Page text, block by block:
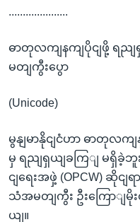
.....................
ဓာတုလကျနကျပိုငျဖို့ ရညျ
မတျကွီးပွော
(Unicode)
မွနျမာနိုငျငံဟာ ဓာတုလ
မှ ရညျရှယျခကြျ မရှိခဲ့
ငျရေးအဖှဲ့ (OPCW) ဆိုငျ
သံအမတျကွီး ဦးကြောျမိုး
ယျ။